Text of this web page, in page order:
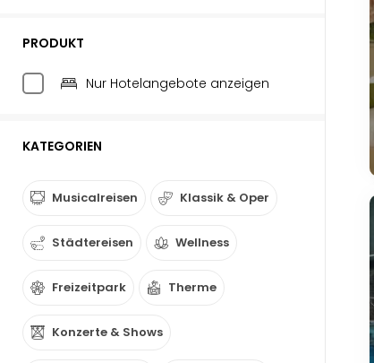
PRODUKT
Nur Hotelangebote anzeigen
KATEGORIEN
Musicalreisen Klassik & Oper
Städtereisen Wellness
Freizeitpark Therme
Konzerte & Shows